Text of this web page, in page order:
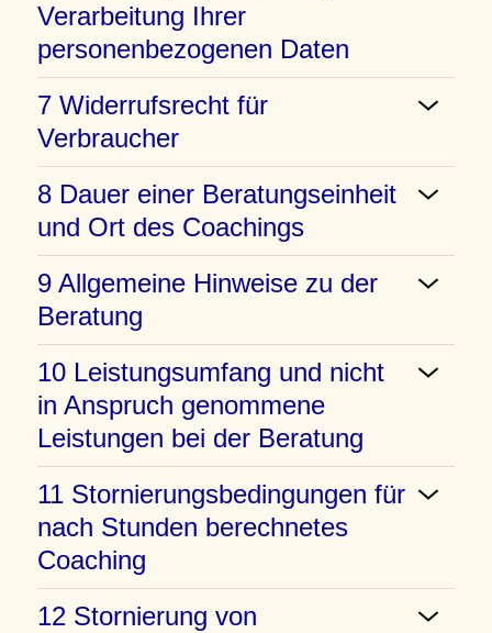
Verarbeitung Ihrer
personenbezogenen Daten
7 Widerrufsrecht für
Verbraucher
8 Dauer einer Beratungseinheit
und Ort des Coachings
9 Allgemeine Hinweise zu der
Beratung
10 Leistungsumfang und nicht
in Anspruch genommene
Leistungen bei der Beratung
11 Stornierungsbedingungen für
nach Stunden berechnetes
Coaching
12 Stornierung von